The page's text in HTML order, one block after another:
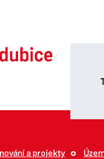
a projekty